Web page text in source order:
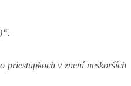
)“.
priestupkoch v znení neskorších